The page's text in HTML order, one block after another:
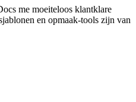
me moeiteloos klantklare
en opmaak-tools zijn van